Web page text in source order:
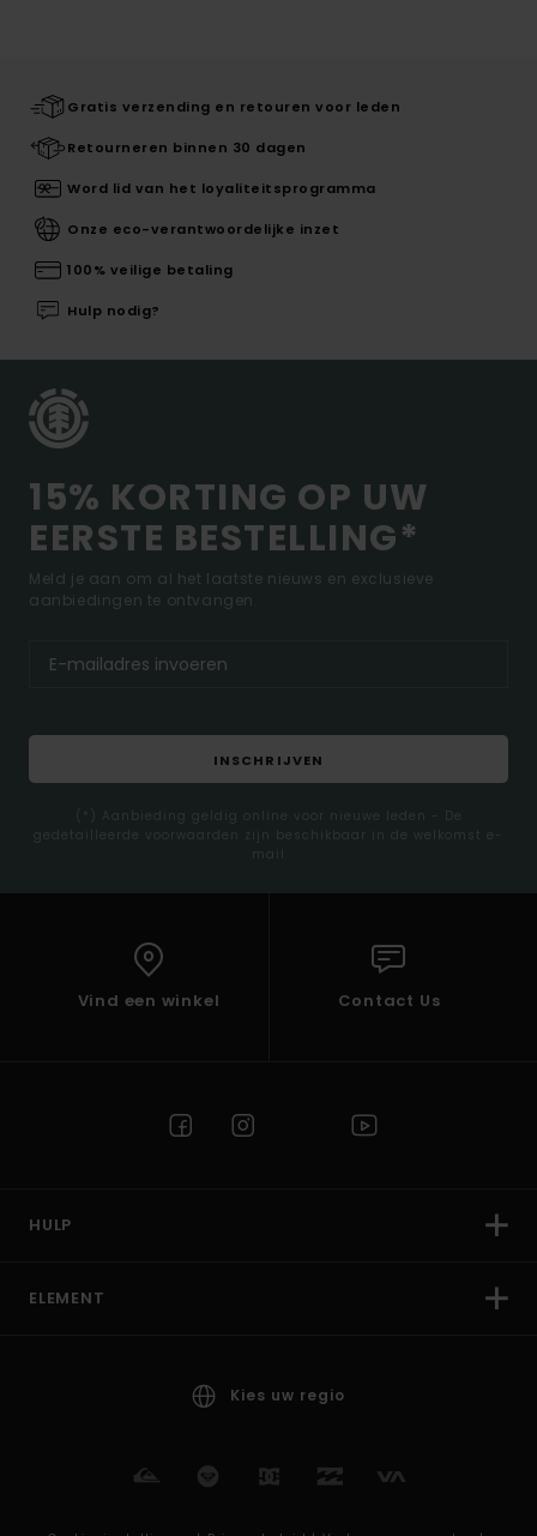
Gratis verzending en retouren voor leden
Retourneren binnen 30 dagen
Word lid van het loyaliteitsprogramma
Onze eco-verantwoordelijke inzet
100% veilige betaling
Hulp nodig?
15% KORTING OP UW
EERSTE BESTELLING*
Meld je aan om al het laatste nieuws en exclusieve
aanbiedingen te ontvangen.
INSCHRIJVEN
(*) Aanbieding geldig online voor nieuwe leden - De
gedetailleerde voorwaarden zijn beschikbaar in de welkomst e-
mail
Vind een winkel Contact Us
HULP
ELEMENT
Kies uw regio